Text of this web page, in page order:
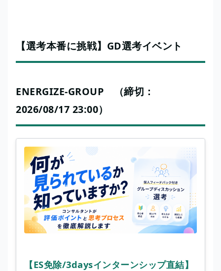
【選考本番に挑戦】GD選考イベント
ENERGIZE-GROUP （締切：
2026/08/17 23:00）
【ES免除/3daysインターンシップ直結】